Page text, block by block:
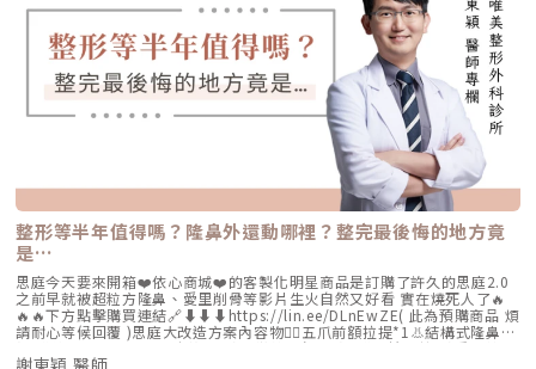
整形等半年值得嗎？隆鼻外還動哪裡？整完最後悔的地方竟
是…
思庭今天要來開箱❤️依心商城❤️的客製化明星商品是訂購了許久的思庭2.0
之前早就被超粒方隆鼻、愛里削骨等影片生火自然又好看 實在燒死人了🔥
🔥🔥下方點擊購買連結🔗⬇️⬇️⬇️https://lin.ee/DLnEwZE( 此為預購商品 煩
請耐心等候回覆 )思庭大改造方案內容物💁‍♀️五爪前額拉提*1👃結構式隆鼻*1
(加購縮鼻翼、敲鼻骨、貴族手術)👄微笑嘴角*1 (加購嘴邊肉拉提)重點摘
要：00:00 搶先看⚡⚡01:43 開箱手術方案內容物02:02 上臉眉眼分析 : 五
謝東穎 醫師